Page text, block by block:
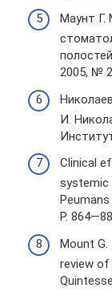
Маунт Г.
2005, №
И.
Clinical
systemic
P.
Mount
review